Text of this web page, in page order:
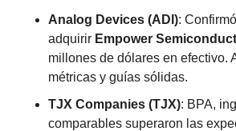
Analog Devices (ADI):
adquirir Empower
millones de dólares en efectivo.
métricas y guías sólidas.
TJX Companies (TJX): BPA,
comparables superaron las